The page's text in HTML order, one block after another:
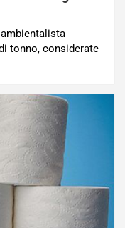
tonno, considerate